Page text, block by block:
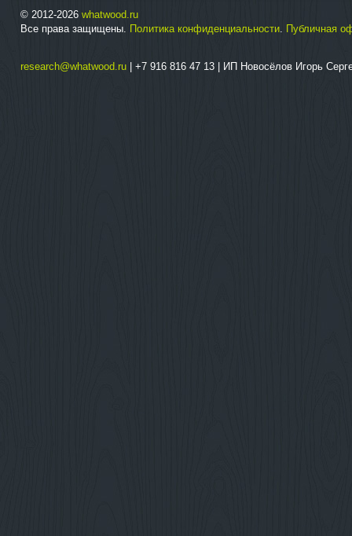
© 2012-2026 whatwood.ru
Все права защищены. Политика конфиденциальности. Публичная
research@whatwood.ru | +7 916 816 47 13 | ИП Новосёлов Игорь